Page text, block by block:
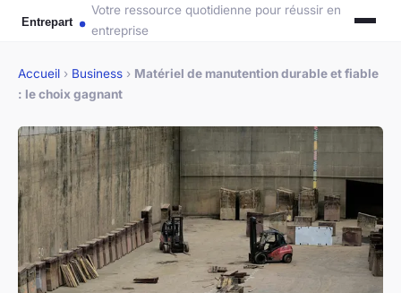
Votre ressource quotidienne pour réussir en
entreprise
Accueil › Business › Matériel de manutention durable et fiable
: le choix gagnant